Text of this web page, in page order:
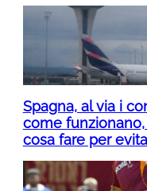
Spagna, al via i
come
cosa fare per